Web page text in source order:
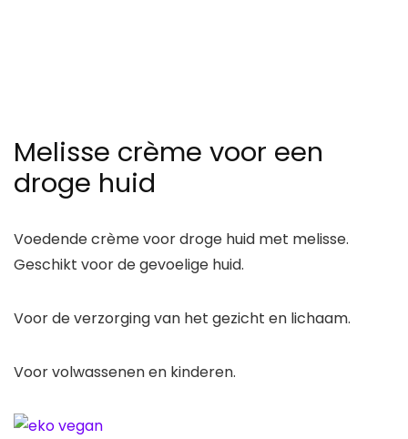
Melisse crème voor een
droge huid
Voedende crème voor droge huid met melisse.
Geschikt voor de gevoelige huid.
Voor de verzorging van het gezicht en lichaam.
Voor volwassenen en kinderen.